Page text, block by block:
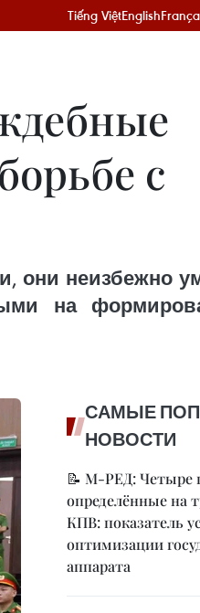
Tiếng ViệtEnglish
с
они неизбежно
на
САМЫЕ
НОВОСТИ
📝 М-РЕД: Четыре
определённые на
КПВ: показатель
оптимизации
аппарата